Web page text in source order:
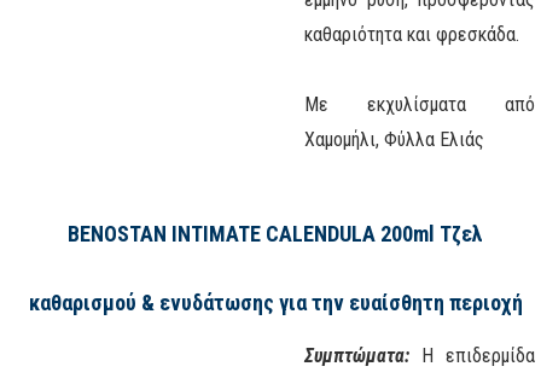
καθαριότητα και φρεσκάδα.
Με εκχυλίσματα από
Χαμομήλι, Φύλλα Ελιάς
BENOSTAN INTIMATE CALENDULA 200ml Τζελ
καθαρισμού & ενυδάτωσης για την ευαίσθητη περιοχή
Συμπτώματα: Η επιδερμίδα